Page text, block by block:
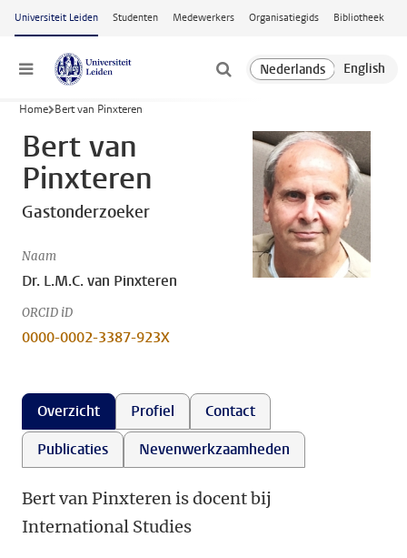
Ga naar hoofdinhoud
Universiteit Leiden Studenten Medewerkers Organisatiegids Bibliotheek
Menu
Home Bert van Pinxteren
Bert van
Pinxteren
Gastonderzoeker
Naam
Dr. L.M.C. van Pinxteren
ORCID iD
0000-0002-3387-923X
Overzicht Profiel
Contact
Publicaties
Nevenwerkzaamheden
Bert van Pinxteren is docent bij
International Studies